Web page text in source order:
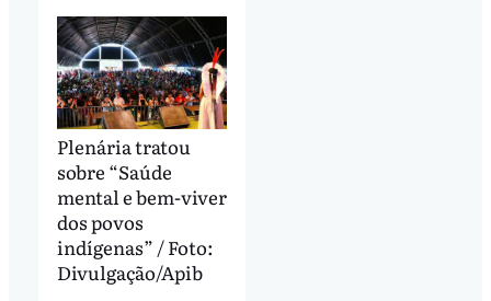
Plenária tratou
sobre “Saúde
mental e bem-viver
dos povos
indígenas” / Foto:
Divulgação/Apib